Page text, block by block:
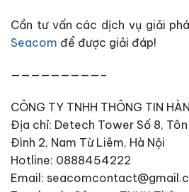
Cần tư vấn các dịch vụ giải
Seacom để được giải đáp!
—————————–
CÔNG TY TNHH THÔNG TIN
Địa chỉ: Detech Tower Số 8,
Đình 2, Nam Từ Liêm, Hà Nội
Hotline: 0888454222
Email: